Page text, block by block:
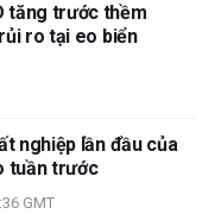
tăng trước thềm
ro tại eo biển
nghiệp lần đầu của
tuần trước
GMT